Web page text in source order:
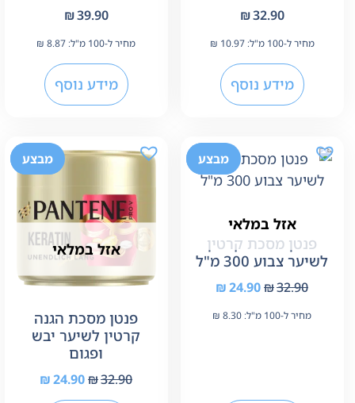
₪32.90
מחיר ל-100 מ"ל: ₪ 10.97
מידע נוסף
₪39.90
מחיר ל-100 מ"ל: ₪ 8.87
מידע נוסף
-24%
מבצע
אזל במלאי
פנטן מסכת קרטין
לשיער צבוע 300 מ"ל
₪32.90
₪24.90
מחיר ל-100 מ"ל: ₪ 8.30
-24%
מבצע
אזל במלאי
פנטן מסכת הגנה
קרטין לשיער יבש
ופגום
₪32.90
₪24.90